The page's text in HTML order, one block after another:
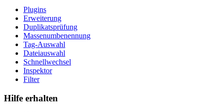
Plugins
Erweiterung
Duplikatsprüfung
Massenumbenennung
Tag-Auswahl
Dateiauswahl
Schnellwechsel
Inspektor
Filter
Hilfe erhalten